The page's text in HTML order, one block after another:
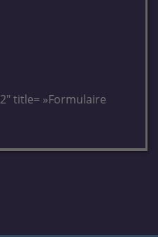
title= »Formulaire